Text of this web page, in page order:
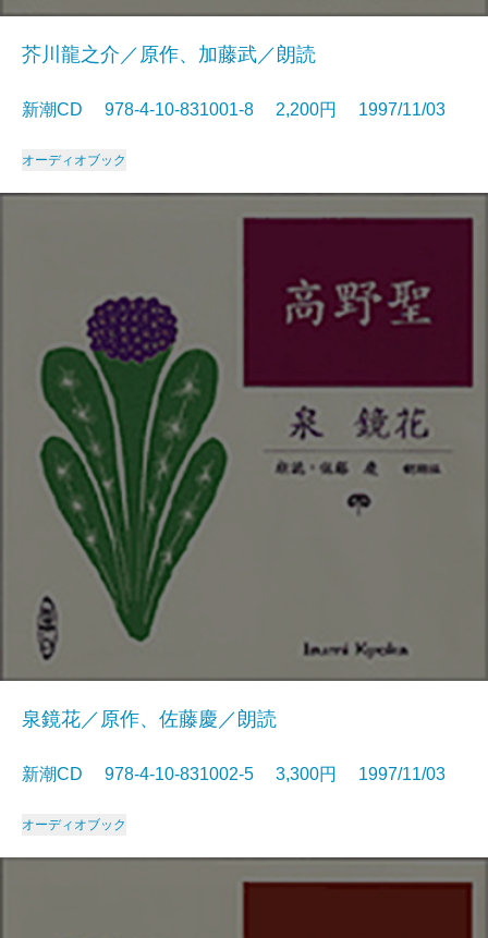
芥川龍之介／原作、加藤武／朗読
新潮CD 978-4-10-831001-8 2,200円 1997/11/03
オーディオブック
泉鏡花／原作、佐藤慶／朗読
新潮CD 978-4-10-831002-5 3,300円 1997/11/03
オーディオブック